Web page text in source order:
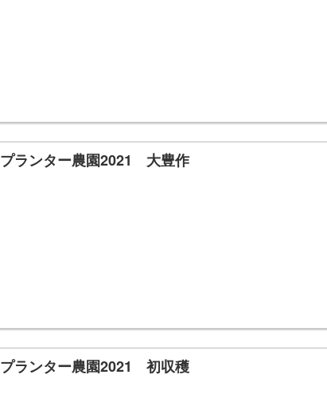
プランター農園2021 大豊作
プランター農園2021 初収穫